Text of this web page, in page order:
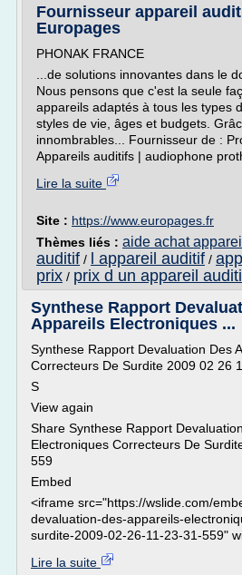
Fournisseur appareil
Europages
PHONAK FRANCE
...de solutions innovantes dans le
Nous pensons que c'est la seule
appareils adaptés à tous les types
styles de vie, âges et budgets.
innombrables... Fournisseur de :
Appareils auditifs | audiophone
Lire la suite
Site : https://www.europages.fr
Thèmes liés : aide achat
auditif / l appareil auditif /
prix / prix d un appareil
Synthese Rapport
Appareils Electroniques ...
Synthese Rapport Devaluation Des
Correcteurs De Surdite 2009 02 26
S
View again
Share Synthese Rapport
Electroniques Correcteurs De
559
Embed
<iframe src="https://wslide.com/
devaluation-des-appareils-
surdite-2009-02-26-11-23-31-559"
Lire la suite